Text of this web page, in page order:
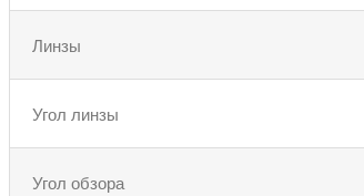
Линзы
Угол линзы
Угол обзора